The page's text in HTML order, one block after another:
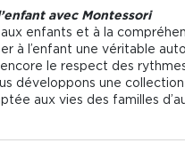
avec Montessori
enfants et à la
à l’enfant une véritable
le respect des
développons une
aux vies des familles